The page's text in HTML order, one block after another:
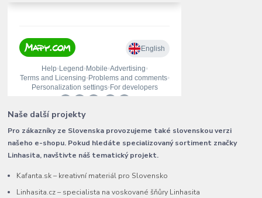
Naše další projekty
Pro zákazníky ze Slovenska provozujeme také slovenskou verzi
našeho e-shopu. Pokud hledáte specializovaný sortiment značky
Linhasita, navštivte náš tematický projekt.
Kafanta.sk – kreativní materiál pro Slovensko
Linhasita.cz – specialista na voskované šňůry Linhasita